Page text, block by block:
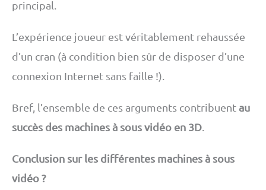
principal.
L’expérience joueur est véritablement rehaussée
d’un cran (à condition bien sûr de disposer d’une
connexion Internet sans faille !).
Bref, l’ensemble de ces arguments contribuentau
succès des machines à sous vidéo en 3D
Conclusion sur les différentes machines à sous
vidéo ?